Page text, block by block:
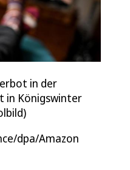
in der
in Königswinter
dpa/Amazon